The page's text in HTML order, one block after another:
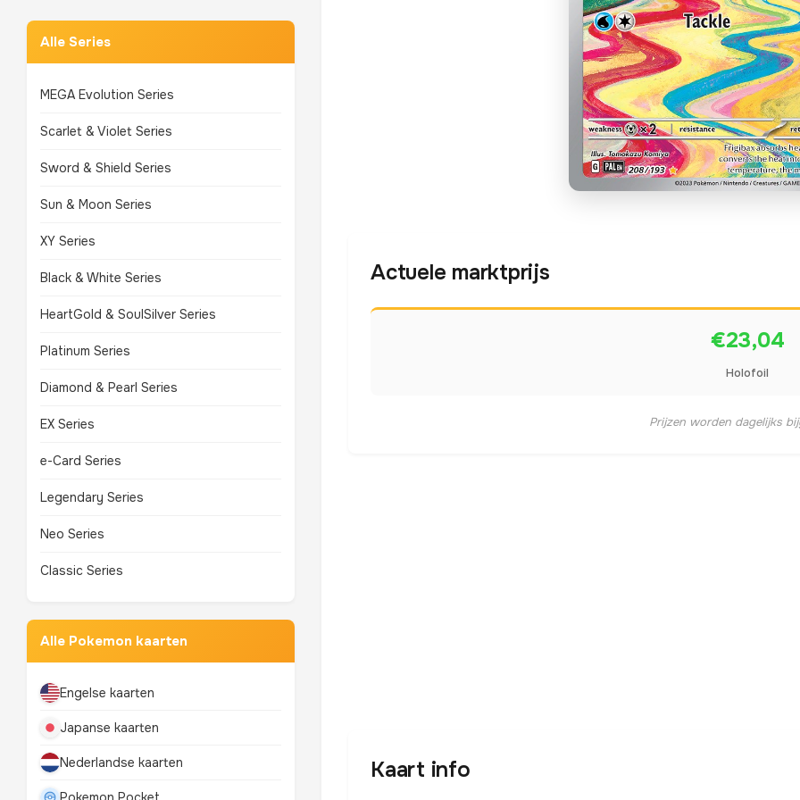
Alle Series
MEGA Evolution Series
Scarlet & Violet Series
Sword & Shield Series
Sun & Moon Series
XY Series
Black & White Series
HeartGold & SoulSilver Series
Platinum Series
Diamond & Pearl Series
EX Series
e-Card Series
Legendary Series
Neo Series
Classic Series
Alle Pokemon kaarten
Engelse kaarten
Japanse kaarten
Nederlandse kaarten
Actuele marktprijs
€23,04
Holofoil
Prijzen worden dagelijks
Kaart info